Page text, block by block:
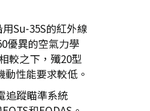
Su-35S的紅外線
優異的空氣力學
較之下，殲20型
性能要求較低。
追蹤瞄準系統